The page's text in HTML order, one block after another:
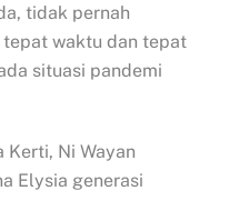
tidak pernah
waktu dan tepat
situasi pandemi
Kerti, Ni Wayan
Elysia generasi